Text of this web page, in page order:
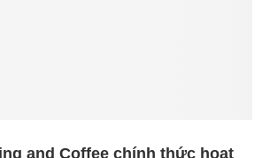
and Coffee chính thức hoạt